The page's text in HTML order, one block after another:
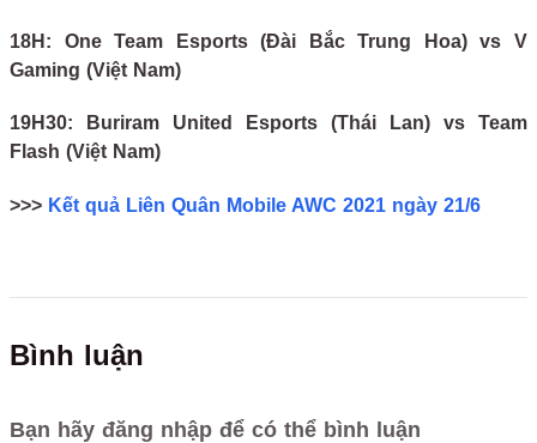
18H: One Team Esports (Đài Bắc Trung Hoa) vs V
Gaming (Việt Nam)
19H30: Buriram United Esports (Thái Lan) vs Team
Flash (Việt Nam)
>>> Kết quả Liên Quân Mobile AWC 2021 ngày 21/6
Bình luận
Bạn hãy đăng nhập để có thể bình luận